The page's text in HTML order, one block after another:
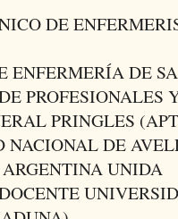
DE
ENFERMERÍA DE
PROFESIONALES
PRINGLES
NACIONAL DE
UNIDA